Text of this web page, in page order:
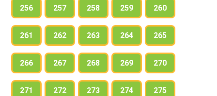
256 257 258 259 260
261 262 263 264 265
266 267 268 269 270
271 272 273 274 275